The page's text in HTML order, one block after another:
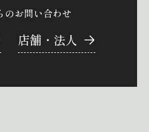
お問い合わせ
店舗・法人